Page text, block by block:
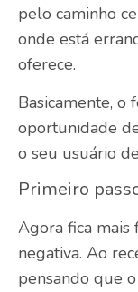
pelo caminho
onde está
oferece.
Basicamente, o
oportunidade
o seu usuário
Primeiro
Agora fica mais
negativa. Ao
pensando que